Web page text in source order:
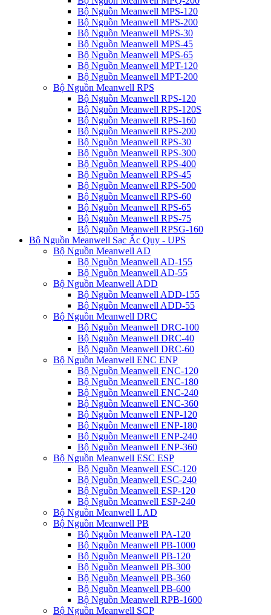
Bộ Nguồn Meanwell MPS-120
Bộ Nguồn Meanwell MPS-200
Bộ Nguồn Meanwell MPS-30
Bộ Nguồn Meanwell MPS-45
Bộ Nguồn Meanwell MPS-65
Bộ Nguồn Meanwell MPT-120
Bộ Nguồn Meanwell MPT-200
Bộ Nguồn Meanwell RPS
Bộ Nguồn Meanwell RPS-120
Bộ Nguồn Meanwell RPS-120S
Bộ Nguồn Meanwell RPS-160
Bộ Nguồn Meanwell RPS-200
Bộ Nguồn Meanwell RPS-30
Bộ Nguồn Meanwell RPS-300
Bộ Nguồn Meanwell RPS-400
Bộ Nguồn Meanwell RPS-45
Bộ Nguồn Meanwell RPS-500
Bộ Nguồn Meanwell RPS-60
Bộ Nguồn Meanwell RPS-65
Bộ Nguồn Meanwell RPS-75
Bộ Nguồn Meanwell RPSG-160
Bộ Nguồn Meanwell Sạc Ắc Quy - UPS
Bộ Nguồn Meanwell AD
Bộ Nguồn Meanwell AD-155
Bộ Nguồn Meanwell AD-55
Bộ Nguồn Meanwell ADD
Bộ Nguồn Meanwell ADD-155
Bộ Nguồn Meanwell ADD-55
Bộ Nguồn Meanwell DRC
Bộ Nguồn Meanwell DRC-100
Bộ Nguồn Meanwell DRC-40
Bộ Nguồn Meanwell DRC-60
Bộ Nguồn Meanwell ENC ENP
Bộ Nguồn Meanwell ENC-120
Bộ Nguồn Meanwell ENC-180
Bộ Nguồn Meanwell ENC-240
Bộ Nguồn Meanwell ENC-360
Bộ Nguồn Meanwell ENP-120
Bộ Nguồn Meanwell ENP-180
Bộ Nguồn Meanwell ENP-240
Bộ Nguồn Meanwell ENP-360
Bộ Nguồn Meanwell ESC ESP
Bộ Nguồn Meanwell ESC-120
Bộ Nguồn Meanwell ESC-240
Bộ Nguồn Meanwell ESP-120
Bộ Nguồn Meanwell ESP-240
Bộ Nguồn Meanwell LAD
Bộ Nguồn Meanwell PB
Bộ Nguồn Meanwell PA-120
Bộ Nguồn Meanwell PB-1000
Bộ Nguồn Meanwell PB-120
Bộ Nguồn Meanwell PB-300
Bộ Nguồn Meanwell PB-360
Bộ Nguồn Meanwell PB-600
Bộ Nguồn Meanwell RPB-1600
Bộ Nguồn Meanwell SCP